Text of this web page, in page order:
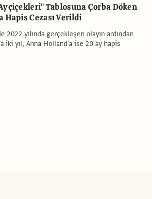
Tablosuna Çorba Döken
Cezası Verildi
2022 yılında gerçekleşen olayın ardından
iki yıl, Anna Holland'a ise 20 ay hapis